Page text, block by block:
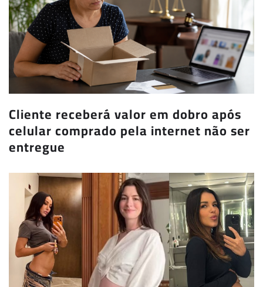
Cliente receberá valor em dobro após
celular comprado pela internet não ser
entregue